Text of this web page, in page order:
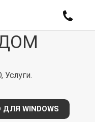
Услуги.
ДЛЯ WINDOWS